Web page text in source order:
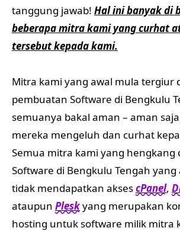
tanggung jawab! Hal ini banyak di
beberapa mitra kami yang curhat
tersebut kepada kami.
Mitra kami yang awal mula tergiur
pembuatan Software di Bengkulu
semuanya bakal aman – aman
mereka mengeluh dan curhat
Semua mitra kami yang hengkang
Software di Bengkulu Tengah yang
tidak mendapatkan aksescPanel,
ataupun Pleskyang merupakan
hosting untuk software milik mitra